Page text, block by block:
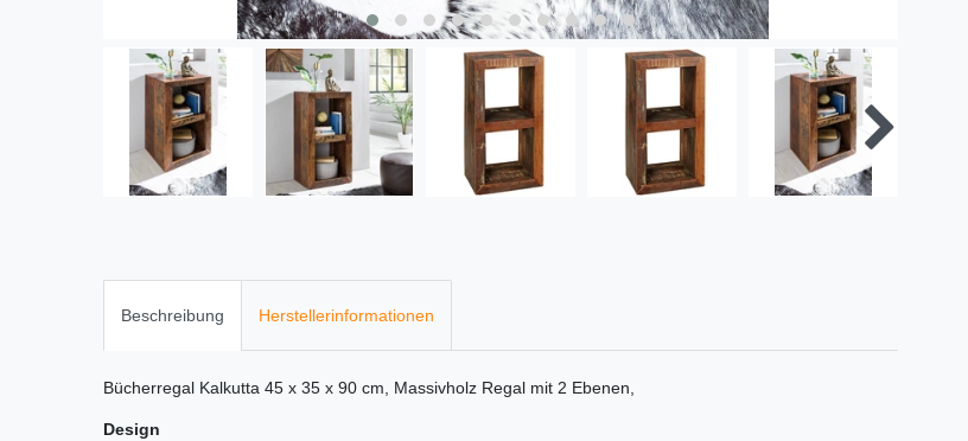
Beschreibung Herstellerinformationen
Bücherregal Kalkutta 45 x 35 x 90 cm, Massivholz Regal mit 2 Ebenen,
Design